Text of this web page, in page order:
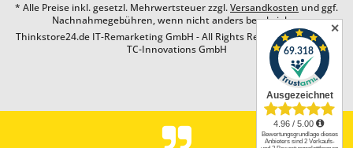
* Alle Preise inkl. gesetzl. Mehrwertsteuer zzgl.Versandkosten und ggf.
Nachnahmegebühren, wenn nicht anders beschrieben
Thinkstore24.de IT-Remarketing GmbH - All Rights Reserved. Design by
TC-Innovations GmbH
✕